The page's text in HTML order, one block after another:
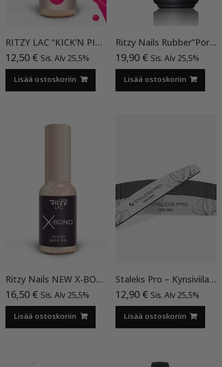
RITZY LAC “KICK’N PINK” N6 9ML
12,50 € Sis. Alv 25,5%
Lisää ostoskoriin
Ritzy Nails Rubber”Porcelain Beige” 04,15ml
19,90 € Sis. Alv 25,5%
Lisää ostoskoriin
Ritzy Nails NEW X-BOND Base gel, 9 ml Uv/Led
16,50 € Sis. Alv 25,5%
Lisää ostoskoriin
Staleks Pro – Kynsiviila (25kpl/Pakkaus) 100/180
12,90 € Sis. Alv 25,5%
Lisää ostoskoriin